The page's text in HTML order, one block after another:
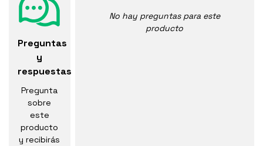
Preguntas
y
respuestas
Pregunta
sobre
este
producto
y recibirás
No hay preguntas para este
producto